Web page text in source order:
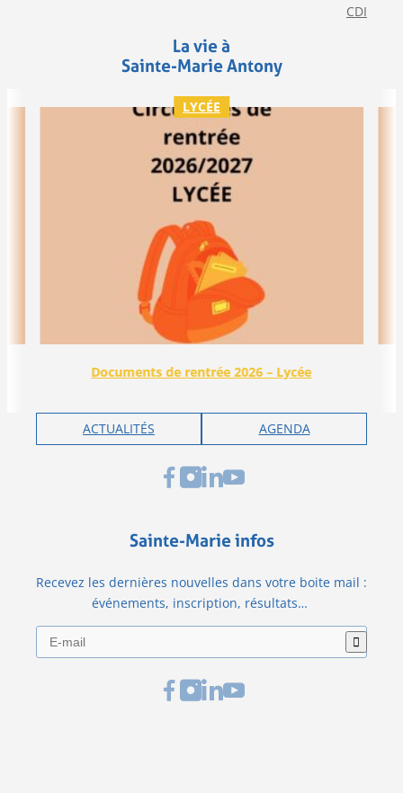
CDI
La vie à
Sainte-Marie Antony
Documents de rentrée 2026 – Lycée
LYCÉE
ACTUALITÉS AGENDA
Sainte-Marie infos
Recevez les dernières nouvelles dans votre boite mail :
événements, inscription, résultats…
